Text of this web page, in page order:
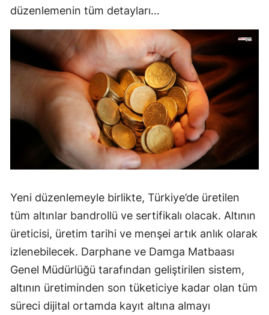
düzenlemenin tüm detayları…
Yeni düzenlemeyle birlikte, Türkiye’de üretilen
tüm altınlar bandrollü ve sertifikalı olacak. Altının
üreticisi, üretim tarihi ve menşei artık anlık olarak
izlenebilecek. Darphane ve Damga Matbaası
Genel Müdürlüğü tarafından geliştirilen sistem,
altının üretiminden son tüketiciye kadar olan tüm
süreci dijital ortamda kayıt altına almayı